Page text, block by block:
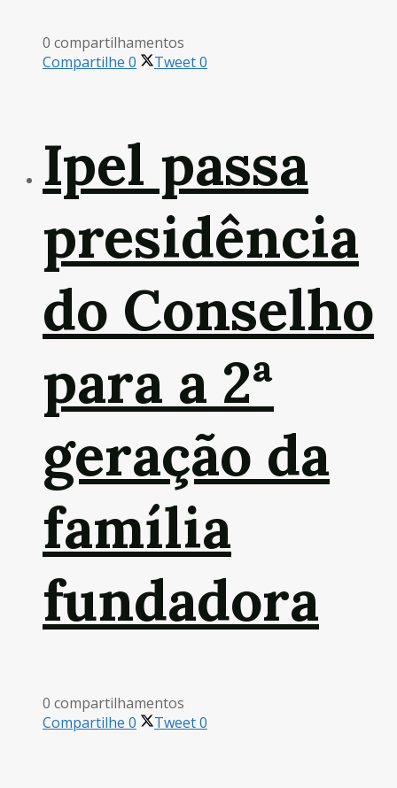
0 compartilhamentos
Compartilhe 0 Tweet0
Ipel passa
presidência
do Conselho
para a 2ª
geração da
família
fundadora
0 compartilhamentos
Compartilhe 0 Tweet0